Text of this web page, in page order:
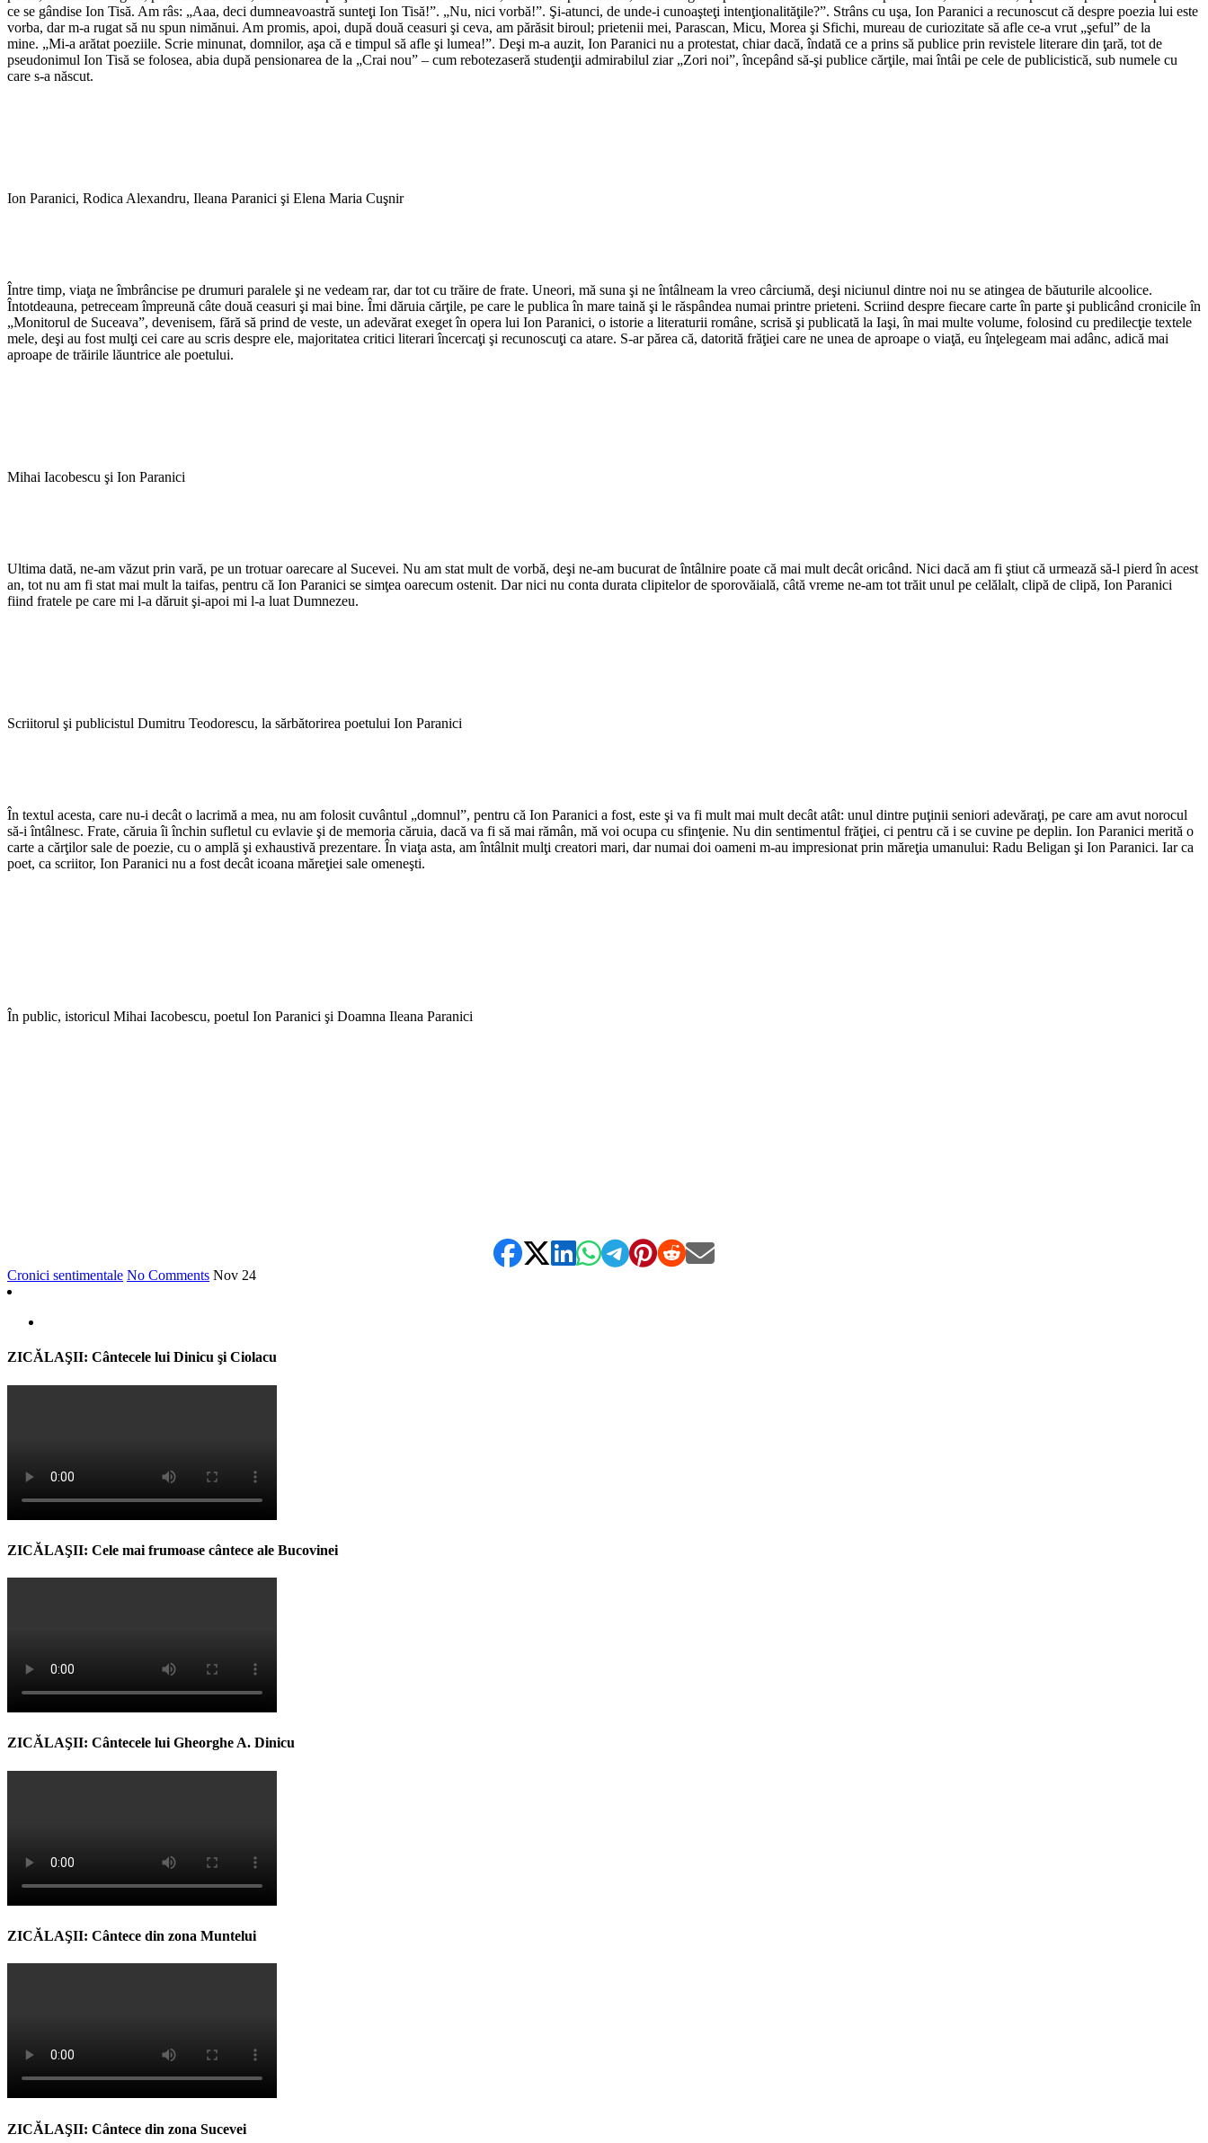
ce se gândise Ion Tisă. Am râs: „Aaa, deci dumneavoastră sunteţi Ion Tisă!”. „Nu, nici vorbă!”. Şi-atunci, de unde-i cunoaşteţi intenţionalităţile?”. Strâns cu uşa, Ion Paranici a recunoscut că despre poezia lui este
vorba, dar m-a rugat să nu spun nimănui. Am promis, apoi, după două ceasuri şi ceva, am părăsit biroul; prietenii mei, Parascan, Micu, Morea şi Sfichi, mureau de curiozitate să afle ce-a vrut „şeful” de la
mine. „Mi-a arătat poeziile. Scrie minunat, domnilor, aşa că e timpul să afle şi lumea!”. Deşi m-a auzit, Ion Paranici nu a protestat, chiar dacă, îndată ce a prins să publice prin revistele literare din ţară, tot de
pseudonimul Ion Tisă se folosea, abia după pensionarea de la „Crai nou” – cum rebotezaseră studenţii admirabilul ziar „Zori noi”, începând să-şi publice cărţile, mai întâi pe cele de publicistică, sub numele cu
care s-a născut.
Ion Paranici, Rodica Alexandru, Ileana Paranici şi Elena Maria Cuşnir
Între timp, viaţa ne îmbrâncise pe drumuri paralele şi ne vedeam rar, dar tot cu trăire de frate. Uneori, mă suna şi ne întâlneam la vreo cârciumă, deşi niciunul dintre noi nu se atingea de băuturile alcoolice.
Întotdeauna, petreceam împreună câte două ceasuri şi mai bine. Îmi dăruia cărţile, pe care le publica în mare taină şi le răspândea numai printre prieteni. Scriind despre fiecare carte în parte şi publicând cronicile în
„Monitorul de Suceava”, devenisem, fără să prind de veste, un adevărat exeget în opera lui Ion Paranici, o istorie a literaturii române, scrisă şi publicată la Iaşi, în mai multe volume, folosind cu predilecţie textele
mele, deşi au fost mulţi cei care au scris despre ele, majoritatea critici literari încercaţi şi recunoscuţi ca atare. S-ar părea că, datorită frăţiei care ne unea de aproape o viaţă, eu înţelegeam mai adânc, adică mai
aproape de trăirile lăuntrice ale poetului.
Mihai Iacobescu şi Ion Paranici
Ultima dată, ne-am văzut prin vară, pe un trotuar oarecare al Sucevei. Nu am stat mult de vorbă, deşi ne-am bucurat de întâlnire poate că mai mult decât oricând. Nici dacă am fi ştiut că urmează să-l pierd în acest
an, tot nu am fi stat mai mult la taifas, pentru că Ion Paranici se simţea oarecum ostenit. Dar nici nu conta durata clipitelor de sporovăială, câtă vreme ne-am tot trăit unul pe celălalt, clipă de clipă, Ion Paranici
fiind fratele pe care mi l-a dăruit şi-apoi mi l-a luat Dumnezeu.
Scriitorul şi publicistul Dumitru Teodorescu, la sărbătorirea poetului Ion Paranici
În textul acesta, care nu-i decât o lacrimă a mea, nu am folosit cuvântul „domnul”, pentru că Ion Paranici a fost, este şi va fi mult mai mult decât atât: unul dintre puţinii seniori adevăraţi, pe care am avut norocul
să-i întâlnesc. Frate, căruia îi închin sufletul cu evlavie şi de memoria căruia, dacă va fi să mai rămân, mă voi ocupa cu sfinţenie. Nu din sentimentul frăţiei, ci pentru că i se cuvine pe deplin. Ion Paranici merită o
carte a cărţilor sale de poezie, cu o amplă şi exhaustivă prezentare. În viaţa asta, am întâlnit mulţi creatori mari, dar numai doi oameni m-au impresionat prin măreţia umanului: Radu Beligan şi Ion Paranici. Iar ca
poet, ca scriitor, Ion Paranici nu a fost decât icoana măreţiei sale omeneşti.
În public, istoricul Mihai Iacobescu, poetul Ion Paranici şi Doamna Ileana Paranici
Cronici sentimentale No Comments Nov 24
ZICĂLAŞII: Cântecele lui Dinicu şi Ciolacu
ZICĂLAŞII: Cele mai frumoase cântece ale Bucovinei
ZICĂLAŞII: Cântecele lui Gheorghe A. Dinicu
ZICĂLAŞII: Cântece din zona Muntelui
ZICĂLAŞII: Cântece din zona Sucevei